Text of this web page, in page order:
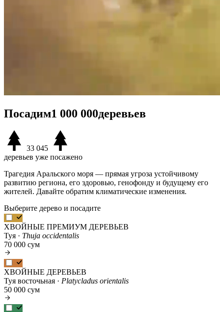
Посадим1 000 000деревьев
33 045
деревьев уже посажено
Трагедия Аральского моря — прямая угроза устойчивому
развитию региона, его здоровью, генофонду и будущему его
жителей. Давайте обратим климатические изменения.
Выберите дерево и посадите
ХВОЙНЫЕ ПРЕМИУМ ДЕРЕВЬЕВ
Туя · Thuja occidentalis
70 000 сум
ХВОЙНЫЕ ДЕРЕВЬЕВ
Туя восточьная · Platycladus orientalis
50 000 сум